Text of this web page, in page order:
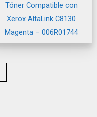
Tóner Compatible con
Xerox AltaLink C8130
Magenta – 006R01744